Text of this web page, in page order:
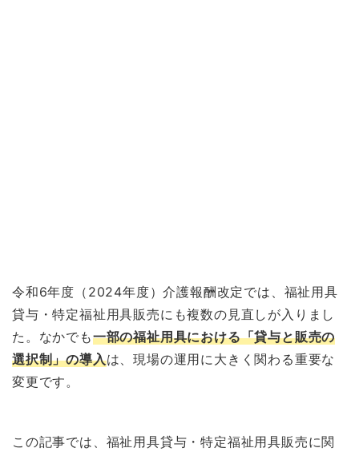
令和6年度（2024年度）介護報酬改定では、福祉用具
貸与・特定福祉用具販売にも複数の見直しが入りまし
た。なかでも一部の福祉用具における「貸与と販売の
選択制」の導入は、現場の運用に大きく関わる重要な
変更です。
この記事では、福祉用具貸与・特定福祉用具販売に関